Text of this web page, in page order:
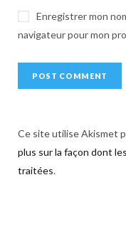
Enregistrer mon
navigateur pour mon
Ce site utilise Akismet
plus sur la façon dont
traitées.